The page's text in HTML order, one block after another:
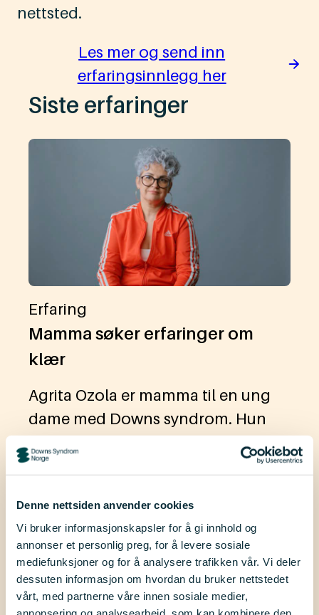
Denne nettsiden anvender cookies
Vi bruker informasjonskapsler for å gi innhold og
annonser et personlig preg, for å levere sosiale
mediefunksjoner og for å analysere trafikken vår. Vi deler
dessuten informasjon om hvordan du bruker nettstedet
vårt, med partnerne våre innen sosiale medier,
nettsted.
Les mer og send inn
erfaringsinnlegg her
Siste erfaringer
Erfaring
Mamma søker erfaringer om
klær
Agrita Ozola er mamma til en ung
dame med Downs syndrom. Hun
har kjent på hvor vanskelig det kan
være å finne klær som faktisk passer
noe med! Les Agrias innlegg og
hjelp henne videre ved å svare på en
undersøkelse.